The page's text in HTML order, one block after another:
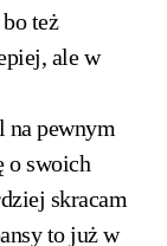
też
ale w
na pewnym
o swoich
skracam
to już w